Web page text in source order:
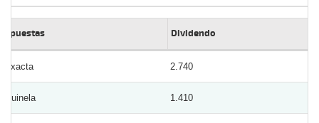
Apuestas Dividendo
Exacta 2.740
Quinela 1.410